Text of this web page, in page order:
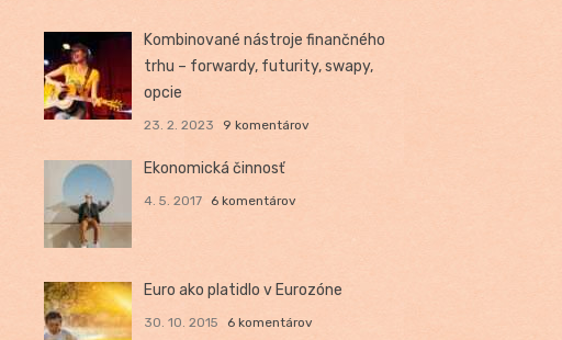
Kombinované nástroje finančného
trhu – forwardy, futurity, swapy,
opcie
23. 2. 2023 9 komentárov
Ekonomická činnosť
4. 5. 2017 6 komentárov
Euro ako platidlo v Eurozóne
30. 10. 2015 6 komentárov